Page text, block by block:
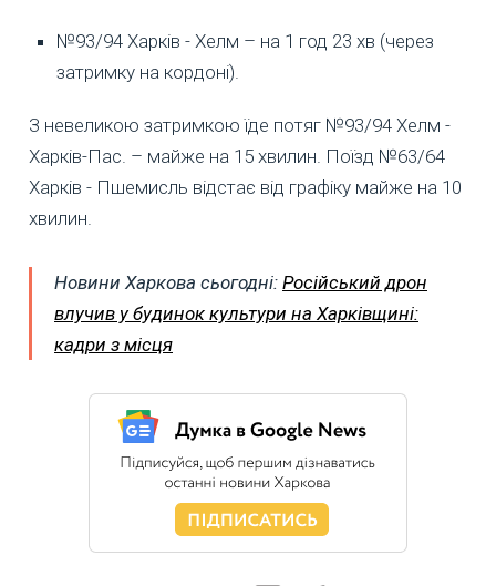
№93/94 Харків - Хелм – на 1 год 23 хв (через
затримку на кордоні).
З невеликою затримкою їде потяг №93/94 Хелм -
Харків-Пас. – майже на 15 хвилин. Поїзд №63/64
Харків - Пшемисль відстає від графіку майже на 10
хвилин.
Новини Харкова сьогодні: Російський дрон
влучив у будинок культури на Харківщині:
кадри з місця